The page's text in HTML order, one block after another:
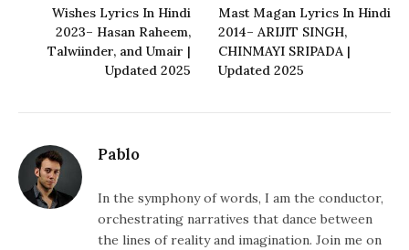
Wishes Lyrics In Hindi
2023– Hasan Raheem,
Talwiinder, and Umair |
Updated 2025
Mast Magan Lyrics In Hindi
2014– ARIJIT SINGH,
CHINMAYI SRIPADA |
Updated 2025
Pablo
In the symphony of words, I am the conductor,
orchestrating narratives that dance between
the lines of reality and imagination. Join me on